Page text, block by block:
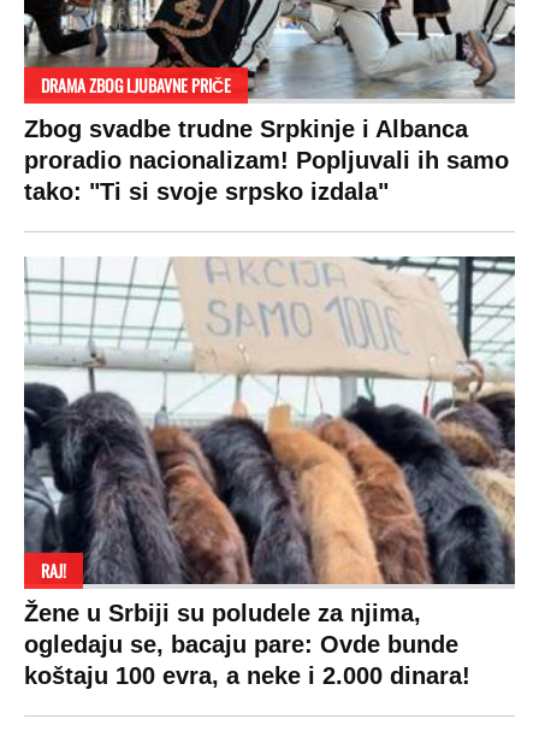
DRAMA ZBOG LJUBAVNE PRIČE
Zbog svadbe trudne Srpkinje i Albanca
proradio nacionalizam! Popljuvali ih samo
tako: "Ti si svoje srpsko izdala"
RAJ!
Žene u Srbiji su poludele za njima,
ogledaju se, bacaju pare: Ovde bunde
koštaju 100 evra, a neke i 2.000 dinara!